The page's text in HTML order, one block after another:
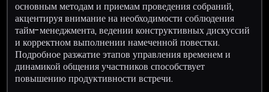
основным методам и приемам проведения собраний,
акцентируя внимание на необходимости соблюдения
тайм-менеджмента, ведении конструктивных дискуссий
и корректном выполнении намеченной повестки.
Подробное разжатие этапов управления временем и
динамикой общения участников способствует
повышению продуктивности встречи.